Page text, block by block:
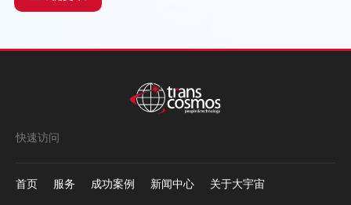
快速访问
首页 服务 成功案例 新闻中心 关于大宇宙